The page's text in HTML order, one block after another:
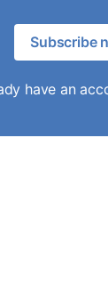
Subscribe
have an